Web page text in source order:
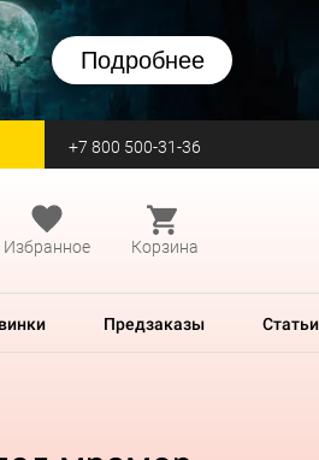
Подробнее
+7 800 500-31-36
Избранное Корзина
Предзаказы Статьи